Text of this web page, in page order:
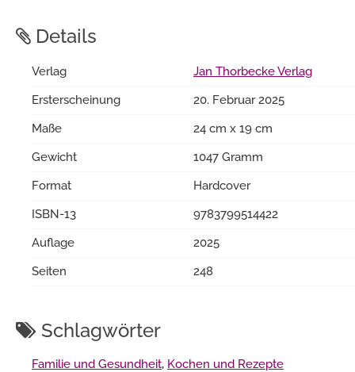
Details
Verlag
Jan Thorbecke Verlag
Ersterscheinung
20. Februar 2025
Maße
24 cm x 19 cm
Gewicht
1047 Gramm
Format
Hardcover
ISBN-13
9783799514422
Auflage
2025
Seiten
248
Schlagwörter
Familie und Gesundheit, Kochen und Rezepte